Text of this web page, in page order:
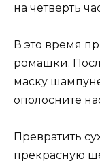
на четверть
В это время
ромашки.
маску
ополосните
Превратить
прекрасную